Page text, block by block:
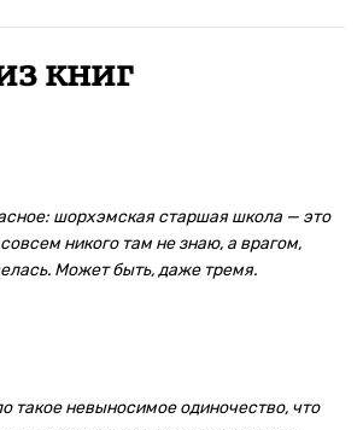
книг
шорхэмская старшая школа — это
никого там не знаю, а врагом,
Может быть, даже тремя.
такое невыносимое одиночество, что